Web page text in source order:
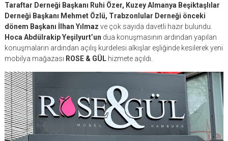
Taraftar Derneği Başkanı Ruhi Özer, Kuzey Almanya Beşiktaşlılar
Derneği Başkanı Mehmet Özlü, Trabzonlular Derneği önceki
dönem Başkanı İlhan Yılmaz ve çok sayıda davetli hazır bulundu.
Hoca Abdülrakip Yeşilyurt’un dua konuşmasının ardından yapılan
konuşmaların ardından açılış kurdelesi alkışlar eşliğinde kesilerek yeni
mobilya mağazası ROSE & GÜLhizmete açıldı.